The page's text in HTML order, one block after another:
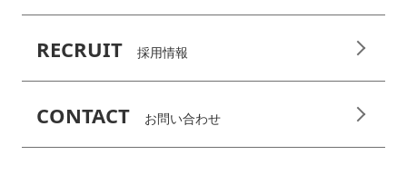
RECRUIT 採用情報
CONTACT お問い合わせ